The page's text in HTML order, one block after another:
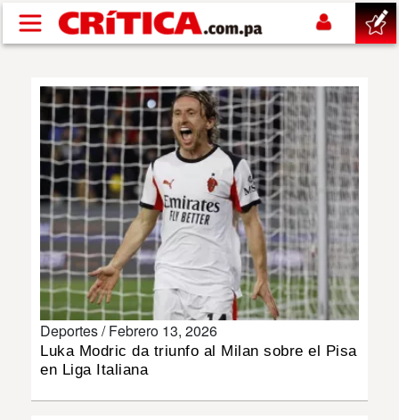
Pasar al contenido principal
SUCESOS
NACIONAL
POLÍTICA
SHOW
DEPORTES
Deportes /Febrero 13, 2026
Luka Modric da triunfo al Milan sobre el Pisa
en Liga Italiana